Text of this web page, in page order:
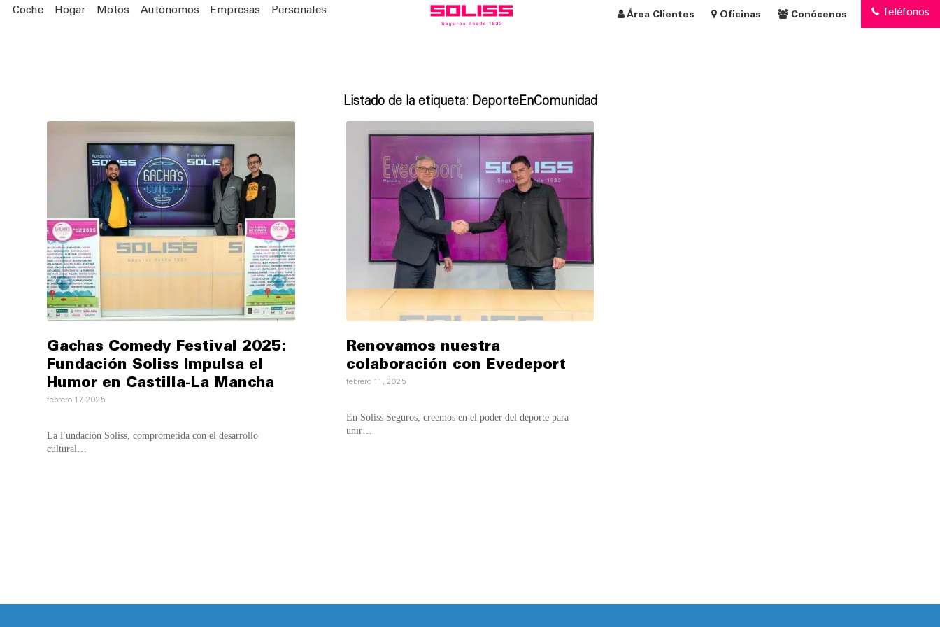
Coche Hogar Motos Autónomos Empresas Personales Área Clientes Oficinas Conócenos Teléfonos
Listado de la etiqueta: DeporteEnComunidad
Gachas Comedy Festival 2025:
Fundación Soliss Impulsa el
Humor en Castilla-La Mancha
febrero 17, 2025
La Fundación Soliss, comprometida con el desarrollo
cultural…
Renovamos nuestra
colaboración con Evedeport
febrero 11, 2025
En Soliss Seguros, creemos en el poder del deporte para
unir…